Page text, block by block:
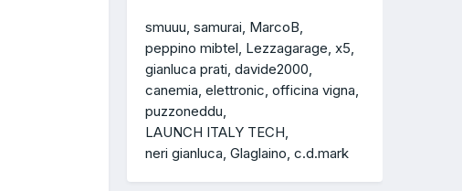
smuuu samurai MarcoB
peppino mibtel Lezzagarage x5
gianluca prati davide2000
canemia elettronic officina vigna
puzzoneddu
LAUNCH ITALY TECH
neri gianluca Glaglaino c.d.mark